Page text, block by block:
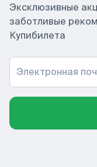
Эксклюзивные
заботливые
Купибилета
Электронная